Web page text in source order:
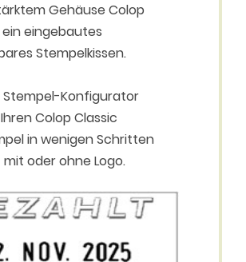
Gehäuse Colop
eingebautes
Stempelkissen.
Stempel-Konfigurator
Colop Classic
in wenigen Schritten
oder ohne Logo.